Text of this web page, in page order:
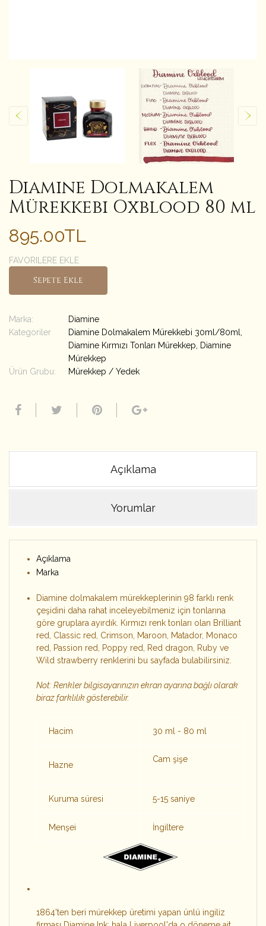
Diamine Dolmakalem
Mürekkebi Oxblood 80 ml
895.00TL
FAVORILERE EKLE
Sepete Ekle
Marka:
Diamine
Kategoriler
Diamine Dolmakalem Mürekkebi 30ml/80ml
Diamine Kırmızı Tonları Mürekkep
Diamine
Mürekkep
Ürün Grubu:
Mürekkep / Yedek
Açıklama
Yorumlar
Açıklama
Marka
Diamine dolmakalem mürekkeplerinin 98 farklı renk
çeşidini daha rahat inceleyebilmeniz için tonlarına
göre gruplara ayırdık. Kırmızı renk tonları olan Brilliant
red, Classic red, Crimson, Maroon, Matador, Monaco
red, Passion red, Poppy red, Red dragon, Ruby ve
Wild strawberry renklerini bu sayfada bulabilirsiniz.
Not: Renkler bilgisayarınızın ekran ayarına bağlı olarak
biraz farklılık gösterebilir.
Hacim 30 ml - 80 ml
Hazne
Cam şişe
Kuruma süresi 5-15 saniye
Menşei İngiltere
1864'ten beri mürekkep üretimi yapan ünlü ingiliz